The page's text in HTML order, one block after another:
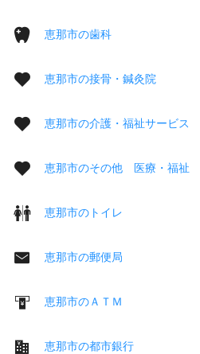
恵那市の歯科
恵那市の接骨・鍼灸院
恵那市の介護・福祉サービス
恵那市のその他 医療・福祉
恵那市のトイレ
恵那市の郵便局
恵那市のＡＴＭ
恵那市の都市銀行